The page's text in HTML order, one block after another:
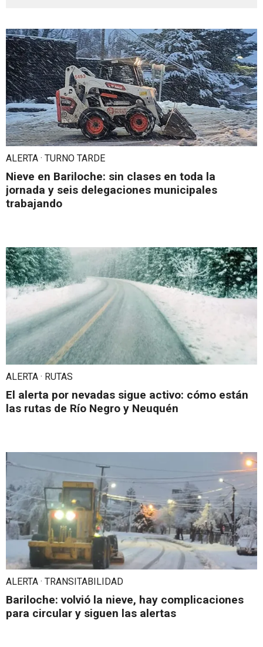
ALERTA · TURNO TARDE
Nieve en Bariloche: sin clases en toda la
jornada y seis delegaciones municipales
trabajando
ALERTA · RUTAS
El alerta por nevadas sigue activo: cómo están
las rutas de Río Negro y Neuquén
ALERTA · TRANSITABILIDAD
Bariloche: volvió la nieve, hay complicaciones
para circular y siguen las alertas